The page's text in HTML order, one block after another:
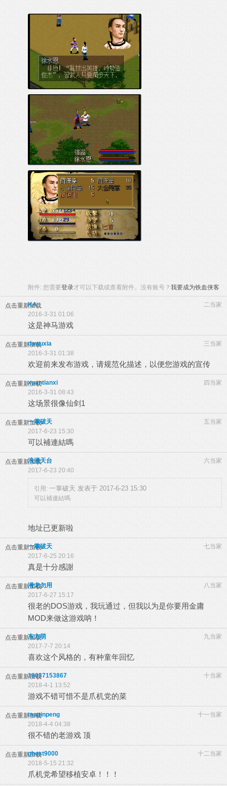
附件: 您需要登录才可以下载或查看附件。没有账号？ 我要成为铁血侠客
点击重新加载 二当家
KA
2016-3-31 01:06
这是神马游戏
点击重新加载 三当家
dawuxia
2016-3-31 01:38
欢迎前来发布游戏，请规范化描述，以便您游戏的宣传
点击重新加载 四当家
xuantianxi
2016-3-31 08:43
这场景很像仙剑1
点击重新加载 五当家
一掌破天
2017-6-23 15:30
可以補連結嗎
点击重新加载 六当家
浪漫天台
2017-6-23 20:40
引用: 一掌破天 发表于 2017-6-23 15:30
可以補連結嗎
地址已更新啦
点击重新加载 七当家
一掌破天
2017-6-25 20:16
真是十分感謝
点击重新加载 八当家
潜龙勿用
2017-6-27 15:17
很老的DOS游戏，我玩通过，但我以为是你要用金庸
MOD来做这游戏呐！
点击重新加载 九当家
东方萌
2017-7-7 20:14
喜欢这个风格的，有种童年回忆
点击重新加载 十当家
18037153867
2018-4-1 13:52
游戏不错可惜不是爪机党的菜
点击重新加载 十一当家
teaqinpeng
2018-4-4 04:38
很不错的老游戏 顶
点击重新加载 十二当家
ghost9000
2018-5-15 21:32
爪机党希望移植安卓！！！